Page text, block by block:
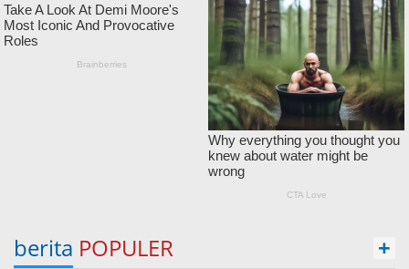
berita POPULER +